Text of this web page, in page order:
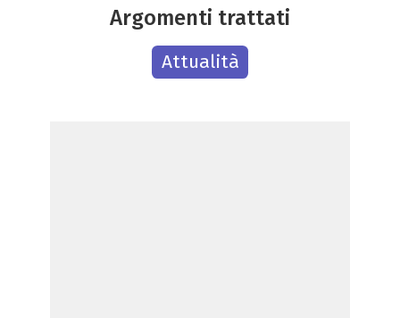
Argomenti trattati
Attualità